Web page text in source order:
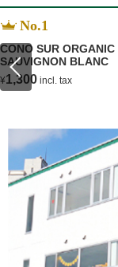
No.1
CONO SUR ORGANIC
SAUVIGNON BLANC
¥1,300 incl. tax